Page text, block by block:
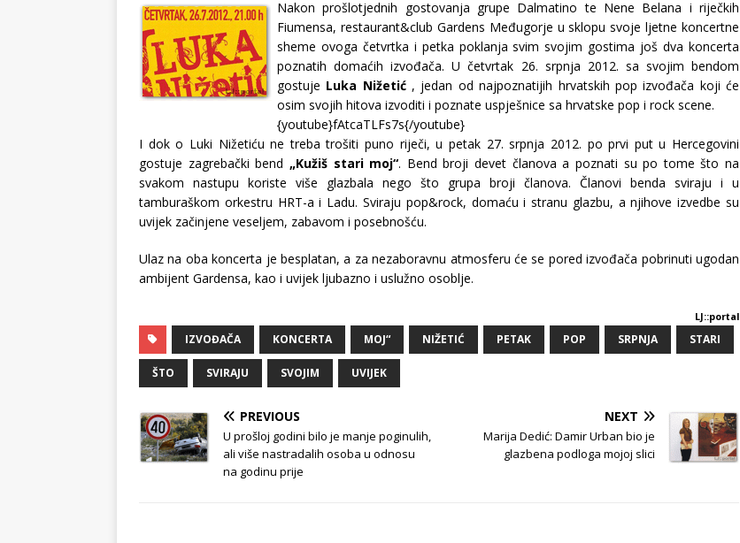
Nakon prošlotjednih gostovanja grupe Dalmatino te Nene Belana i riječkih
Fiumensa, restaurant&club Gardens Međugorje u sklopu svoje ljetne koncertne
sheme ovoga četvrtka i petka poklanja svim svojim gostima još dva koncerta
poznatih domaćih izvođača. U četvrtak 26. srpnja 2012. sa svojim bendom
gostuje Luka Nižetić, jedan od najpoznatijih hrvatskih pop izvođača koji će
osim svojih hitova izvoditi i poznate uspješnice sa hrvatske pop i rock scene.
{youtube}fAtcaTLFs7s{/youtube}
I dok o Luki Nižetiću ne treba trošiti puno riječi, u petak 27. srpnja 2012. po prvi put u Hercegovini
gostuje zagrebački bend „Kužiš stari moj“. Bend broji devet članova a poznati su po tome što na
svakom nastupu koriste više glazbala nego što grupa broji članova. Članovi benda sviraju i u
tamburaškom orkestru HRT-a i Ladu. Sviraju pop&rock, domaću i stranu glazbu, a njihove izvedbe su
uvijek začinjene veseljem, zabavom i posebnošću.
Ulaz na oba koncerta je besplatan, a za nezaboravnu atmosferu će se pored izvođača pobrinuti ugodan
ambijent Gardensa, kao i uvijek ljubazno i uslužno osoblje.
LJ::portal
IZVOĐAČA KONCERTA MOJ“ NIŽETIĆ PETAK POP SRPNJA STARI
ŠTO SVIRAJU SVOJIM UVIJEK
PREVIOUS
U prošloj godini bilo je manje poginulih,
ali više nastradalih osoba u odnosu
na godinu prije
NEXT
Marija Dedić: Damir Urban bio je
glazbena podloga mojoj slici